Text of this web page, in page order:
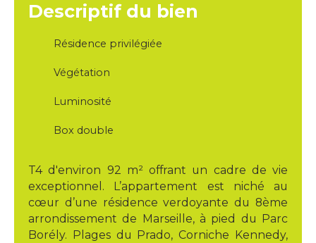
Descriptif du bien
Résidence privilégiée
Végétation
Luminosité
Box double
T4 d'environ 92 m² offrant un cadre de vie
exceptionnel. L’appartement est niché au
cœur d’une résidence verdoyante du 8ème
arrondissement de Marseille, à pied du Parc
Borély. Plages du Prado, Corniche Kennedy,